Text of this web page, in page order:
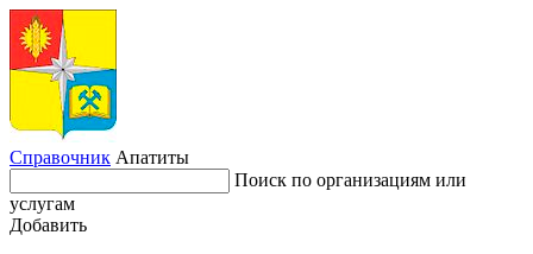
Справочник Апатиты
Поиск по организациям или
услугам
Добавить